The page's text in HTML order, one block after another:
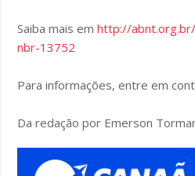
Saiba mais em http://
nbr-13752
Para informações, entre em
Da redação por Emerson